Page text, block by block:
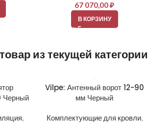
67 070,00₽
В КОРЗИНУ
из текущей категории
Черный
,
Vilpe: Антенный ворот 12-90
мм Черный
Комплектующие для кровли,